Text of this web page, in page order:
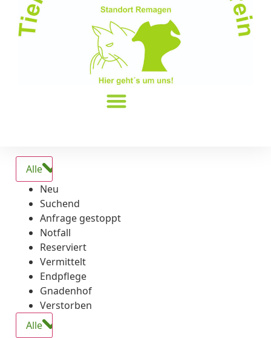
Alle
Neu
Suchend
Anfrage gestoppt
Notfall
Reserviert
Vermittelt
Endpflege
Gnadenhof
Verstorben
Alle